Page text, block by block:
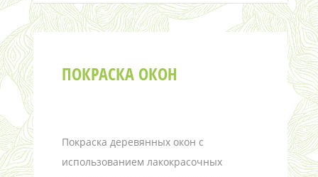
ПОКРАСКА ОКОН
Покраска деревянных окон с
использованием лакокрасочных